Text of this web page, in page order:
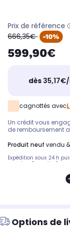
Prix de référence
oldPrice
666,35€ -10%
599,90€
dès
cagnottés avec
Un crédit vous
de remboursement
produit neuf vendu
Expédition sous 24 h
sur rdv - Garantie 2
toute demande de
Options de